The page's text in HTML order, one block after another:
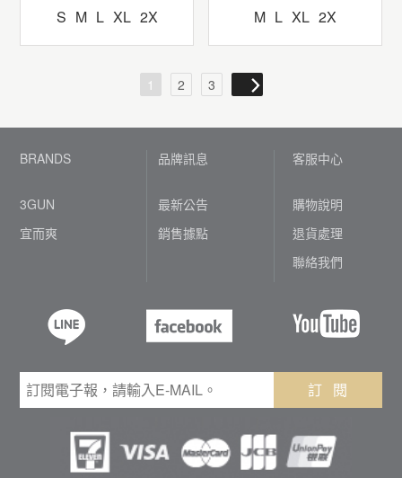
S M L XL 2X M L XL 2X
1 2 3
BRANDS
3GUN
宜而爽
品牌訊息
最新公告
銷售據點
客服中心
購物說明
退貨處理
聯絡我們
訂 閱